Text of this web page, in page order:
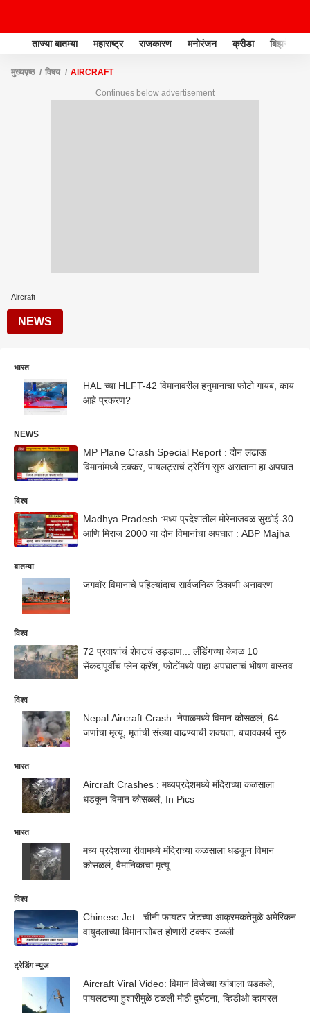
ताज्या बातम्या महाराष्ट्र राजकारण मनोरंजन क्रीडा बिझनेस
मुख्यपृष्ठ विषय AIRCRAFT
Continues below advertisement
Aircraft
NEWS
भारत
HAL च्या HLFT-42 विमानावरील हनुमानाचा फोटो गायब, काय
आहे प्रकरण?
NEWS
MP Plane Crash Special Report : दोन लढाऊ
विमानांमध्ये टक्कर, पायलट्सचं ट्रेनिंग सुरु असताना हा अपघात
विश्व
Madhya Pradesh :मध्य प्रदेशातील मोरेनाजवळ सुखोई-30
आणि मिराज 2000 या दोन विमानांचा अपघात : ABP Majha
बातम्या
जगवॉर विमानाचे पहिल्यांदाच सार्वजनिक ठिकाणी अनावरण
विश्व
72 प्रवाशांचं शेवटचं उड्डाण... लँडिंगच्या केवळ 10
सेंकदांपूर्वीच प्लेन क्रॅश, फोटोंमध्ये पाहा अपघाताचं भीषण वास्तव
विश्व
Nepal Aircraft Crash: नेपाळमध्ये विमान कोसळलं, 64
जणांचा मृत्यू, मृतांची संख्या वाढण्याची शक्यता, बचावकार्य सुरु
भारत
Aircraft Crashes : मध्यप्रदेशमध्ये मंदिराच्या कळसाला
धडकून विमान कोसळलं, In Pics
भारत
मध्य प्रदेशच्या रीवामध्ये मंदिराच्या कळसाला धडकून विमान
कोसळलं; वैमानिकाचा मृत्यू
विश्व
Chinese Jet : चीनी फायटर जेटच्या आक्रमकतेमुळे अमेरिकन
वायुदलाच्या विमानासोबत होणारी टक्कर टळली
ट्रेडिंग न्यूज
Aircraft Viral Video: विमान विजेच्या खांबाला धडकले,
पायलटच्या हुशारीमुळे टळली मोठी दुर्घटना, व्हिडीओ व्हायरल